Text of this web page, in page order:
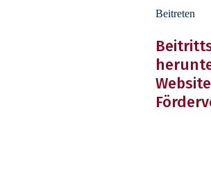
Deutsch, Latein
Beitreten